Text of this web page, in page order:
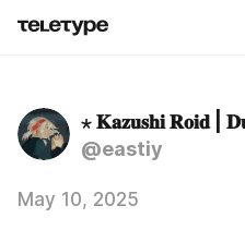
⋆ 𝐊𝐚𝐳𝐮𝐬𝐡𝐢 𝐑𝐨𝐢𝐝 |
@eastiy
May 10, 2025